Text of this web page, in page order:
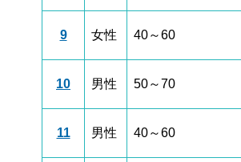
9 女性 40～60
10 男性 50～70
11 男性 40～60